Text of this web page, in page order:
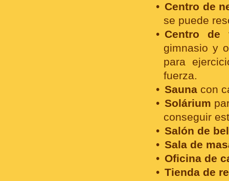
Centro de
se puede
Centro de
gimnasio y
para
fuerza.
Sauna con
Solárium
conseguir
Salón de
Sala de
Oficina de
Tienda de